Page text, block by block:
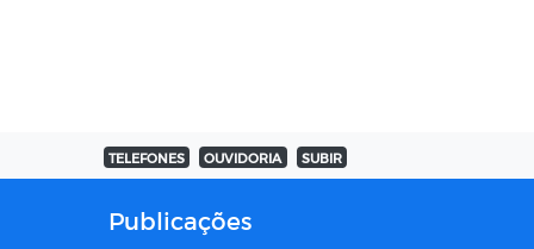
TELEFONES OUVIDORIA SUBIR
Publicações